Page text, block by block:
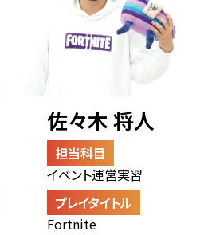
佐々木 将人
担当科目
イベント運営実習
プレイタイトル
Fortnite